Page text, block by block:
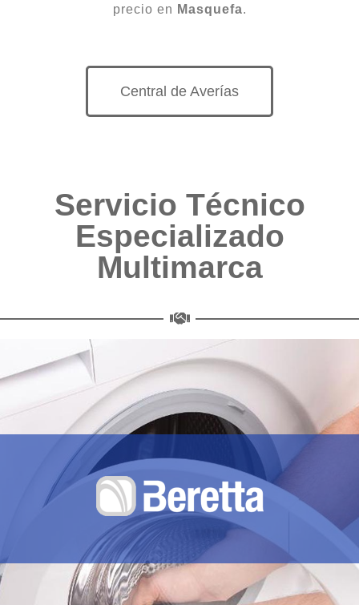
precio en Masquefa.
Central de Averías
Servicio Técnico
Especializado
Multimarca